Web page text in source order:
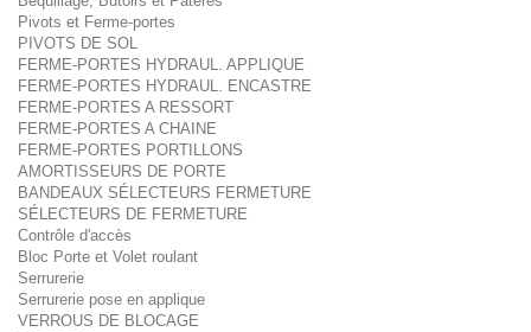
Pivots et Ferme-portes
PIVOTS DE SOL
FERME-PORTES HYDRAUL. APPLIQUE
FERME-PORTES HYDRAUL. ENCASTRE
FERME-PORTES A RESSORT
FERME-PORTES A CHAINE
FERME-PORTES PORTILLONS
AMORTISSEURS DE PORTE
BANDEAUX SÉLECTEURS FERMETURE
SÉLECTEURS DE FERMETURE
Contrôle d'accès
Bloc Porte et Volet roulant
Serrurerie
Serrurerie pose en applique
VERROUS DE BLOCAGE